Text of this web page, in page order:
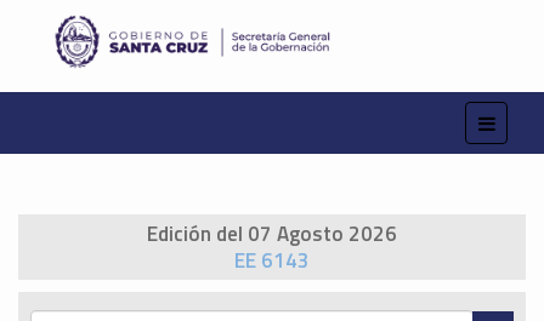
Edición del 07 Agosto 2026
EE 6143